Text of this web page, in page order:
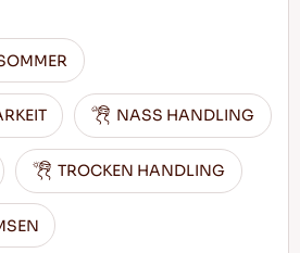
NASS HANDLING
TROCKEN HANDLING